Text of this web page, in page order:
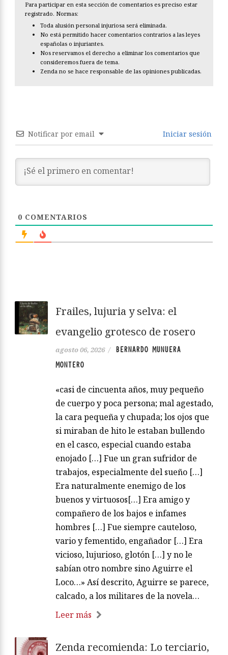
Para participar en esta sección de comentarios es preciso estar
registrado. Normas:
Toda alusión personal injuriosa será eliminada.
No está permitido hacer comentarios contrarios a las leyes
españolas o injuriantes.
Nos reservamos el derecho a eliminar los comentarios que
consideremos fuera de tema.
Zenda no se hace responsable de las opiniones publicadas.
Notificar por email Iniciar sesión
0 COMENTARIOS
Frailes, lujuria y selva: el
evangelio grotesco de rosero
agosto 06, 2026 /
BERNARDO MUNUERA
MONTERO
«casi de cincuenta años, muy pequeño
de cuerpo y poca persona; mal agestado,
la cara pequeña y chupada; los ojos que
si miraban de hito le estaban bullendo
en el casco, especial cuando estaba
enojado […] Fue un gran sufridor de
trabajos, especialmente del sueño […]
Era naturalmente enemigo de los
buenos y virtuosos[…] Era amigo y
compañero de los bajos e infames
hombres […] Fue siempre cauteloso,
vario y fementido, engañador […] Era
vicioso, lujurioso, glotón […] y no le
sabían otro nombre sino Aguirre el
Loco…» Así descrito, Aguirre se parece,
calcado, a los militares de la novela…
Leer más
Zenda recomienda: Lo terciario,